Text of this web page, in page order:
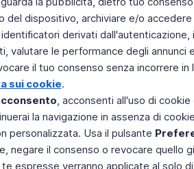
del dispositivo, archiviare e/o
derivati
valutare le performance degli
il tuo consenso senza incorrere
sui cookie.
, acconsenti all'uso di
la navigazione in assenza di
personalizzata. Usa il pulsante
negare il consenso o revocare quello
espresse verranno applicate al solo